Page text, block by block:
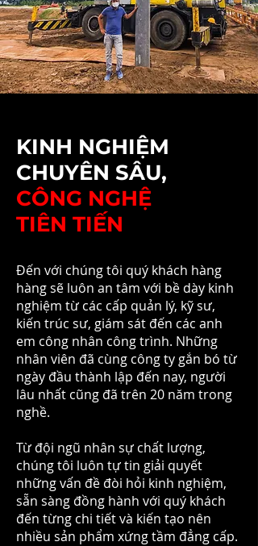
KINH NGHIỆM
CHUYÊN SÂU,
CÔNG NGHỆ
TIÊN TIẾN
Đến với chúng tôi quý khách hàng
hàng sẽ luôn an tâm với bề dày kinh
nghiệm từ các cấp quản lý, kỹ sư,
kiến trúc sư, giám sát đến các anh
em công nhân công trình. Những
nhân viên đã cùng công ty gắn bó từ
ngày đầu thành lập đến nay, người
lâu nhất cũng đã trên 20 năm trong
nghề.
Từ đội ngũ nhân sự chất lượng,
chúng tôi luôn tự tin giải quyết
những vấn đề đòi hỏi kinh nghiệm,
sẵn sàng đồng hành với quý khách
đến từng chi tiết và kiến tạo nên
nhiều sản phẩm xứng tầm đẳng cấp.